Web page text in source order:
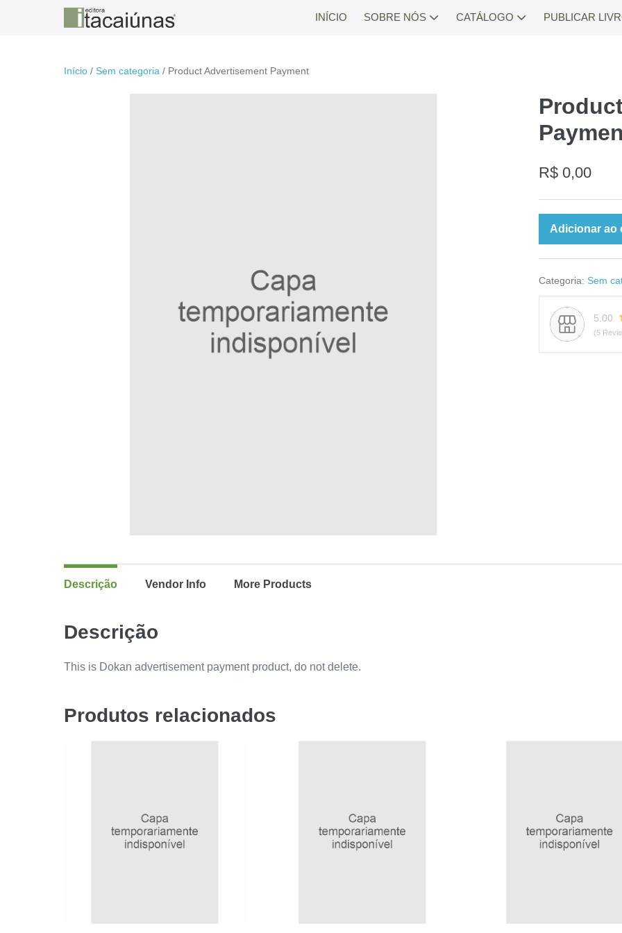
INÍCIO SOBRE NÓS CATÁLOGO PUBLICAR
Início / Sem categoria / Product Advertisement Payment
R$ 0,00
Product
Payment
quantidade
Adicionar ao
Categoria: Sem
5.00
(5
Descrição Vendor Info More Products
Descrição
This is Dokan advertisement payment product, do not delete.
Produtos relacionados